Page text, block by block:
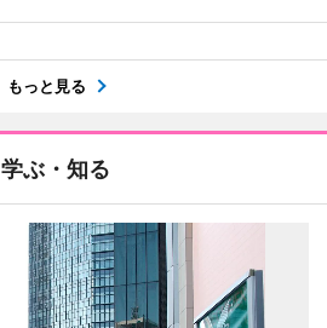
もっと見る
学ぶ・知る